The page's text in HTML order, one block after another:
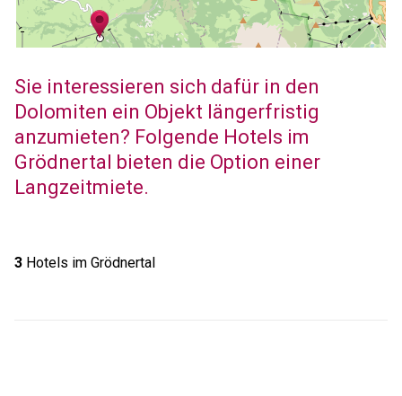
Sie interessieren sich dafür in den
Dolomiten ein Objekt längerfristig
anzumieten? Folgende Hotels im
Grödnertal bieten die Option einer
Langzeitmiete.
3Hotels im Grödnertal